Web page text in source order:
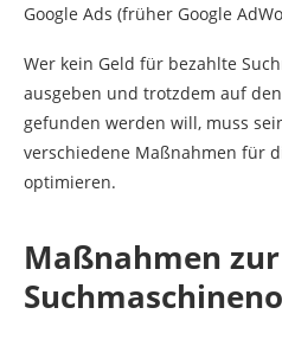
Google Ads (früher Google
Wer kein Geld für bezahlte
ausgeben und trotzdem auf den
gefunden werden will, muss
verschiedene Maßnahmen für
optimieren.
Maßnahmen zur